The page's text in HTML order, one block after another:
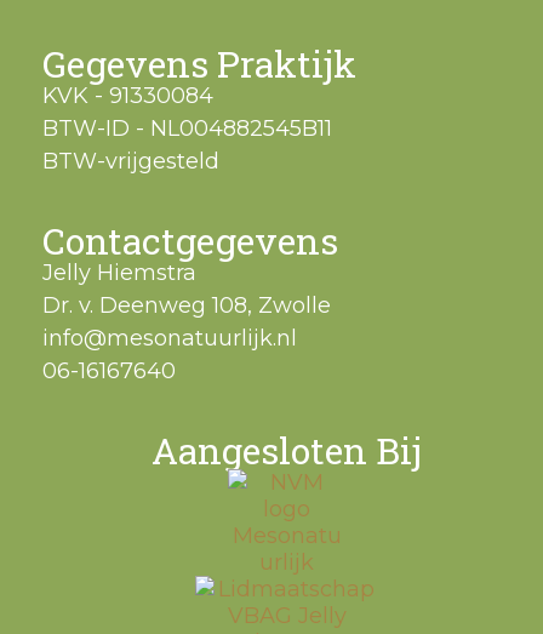
Gegevens Praktijk
KVK - 91330084
BTW-ID - NL004882545B11
BTW-vrijgesteld
Contactgegevens
Jelly Hiemstra
Dr. v. Deenweg 108, Zwolle
info@mesonatuurlijk.nl
06-16167640
Aangesloten Bij